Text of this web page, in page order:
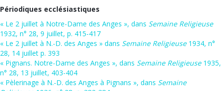
Périodiques ecclésiastiques
« Le 2 juillet à Notre-Dame des Anges », dans Semaine Religieuse
1932, n° 28, 9 juillet, p. 415-417
« Le 2 juillet à N.-D. des Anges » dans Semaine Religieuse1934, n°
28, 14 juillet p. 393
« Pignans. Notre-Dame des Anges », dans Semaine Religieuse1935,
n° 28, 13 juillet, 403-404
« Pèlerinage à N.-D. des Anges à Pignans », dans Semaine